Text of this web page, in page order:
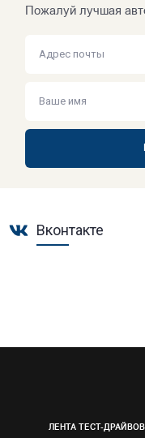
Пожалуй лучшая
Вконтакте
ЛЕНТА ТЕСТ-ДРАЙВОВ